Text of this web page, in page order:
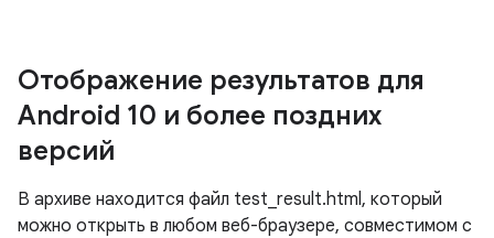
Отображение результатов для
Android 10 и более поздних
версий
В архиве находится файл test_result.html, который
можно открыть в любом веб-браузере, совместимом с